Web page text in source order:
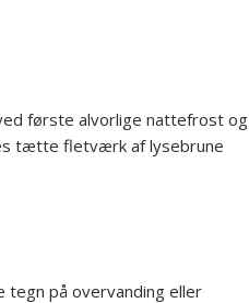
første alvorlige nattefrost og
tætte fletværk af lysebrune
tegn på overvanding eller